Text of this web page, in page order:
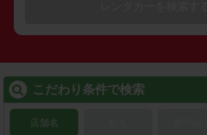
こだわり条件で検索
店舗名